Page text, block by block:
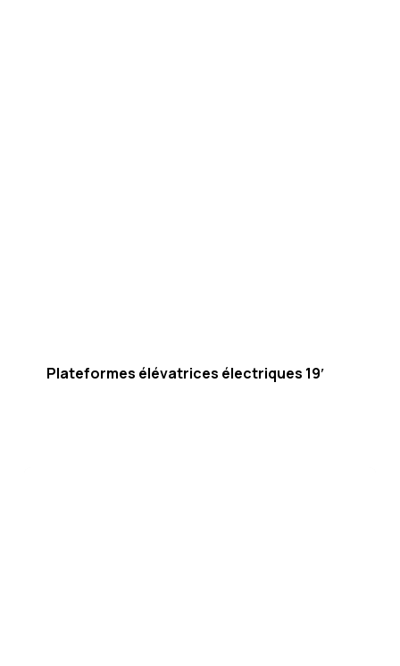
Plateformes élévatrices électriques 19′